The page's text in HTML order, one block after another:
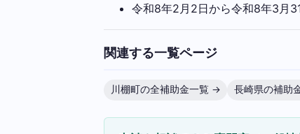
令和8年2月2日から令和8年3月
関連する一覧ページ
川棚町の全補助金一覧 → 長崎県の補助